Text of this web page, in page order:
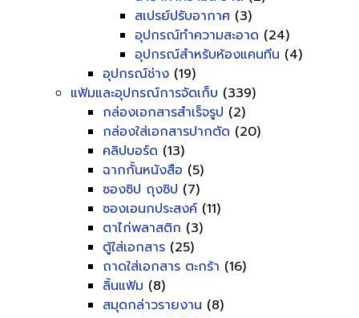
สเปรย์ปรับอากาศ (3)
อุปกรณ์ทำความสะอาด (24)
อุปกรณ์สำหรับห้องแคนทีน (4)
อุปกรณ์ช่าง (19)
แฟ้มและอุปกรณ์การจัดเก็บ (339)
กล่องเอกสารสำเร็จรูป (2)
กล่องใส่เอกสารปากตัด (20)
คลิปบอร์ด (13)
ฉากกั้นหนังสือ (5)
ซองซิป ถุงซิป (7)
ซองเอนกประสงค์ (11)
ตาไก่พลาสติก (3)
ตู้ใส่เอกสาร (25)
ถาดใส่เอกสาร ตะกร้า (16)
ลิ้นแฟ้ม (8)
สมุดกล่าวรายงาน (8)